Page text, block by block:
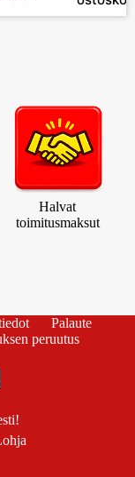
Halvat
toimitusmaksut
Palaute
peruutus